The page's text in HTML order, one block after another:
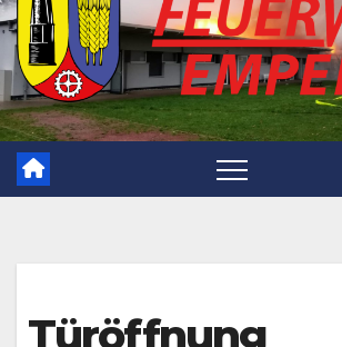
Türöffnung